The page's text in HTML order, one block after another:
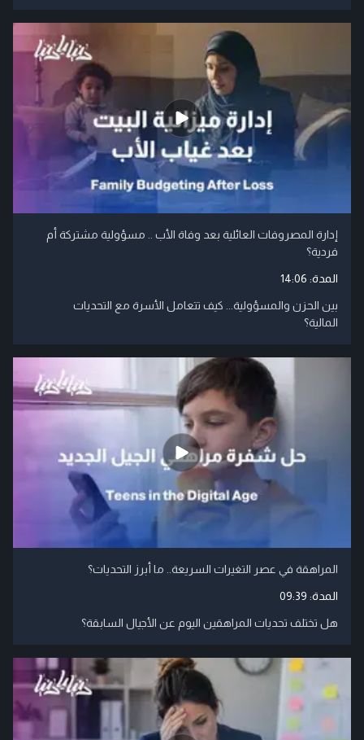
إدارة المصروفات العائلية بعد وفاة الأب .. مسؤولية مشتركة أم
فردية؟
المدة: 14:06
بين الحزن والمسؤولية... كيف تتعامل الأسرة مع التحديات
المالية؟
المراهقة في عصر التغيرات السريعة.. ما أبرز التحديات؟
المدة: 09:39
هل تختلف تحديات المراهقين اليوم عن الأجيال السابقة؟